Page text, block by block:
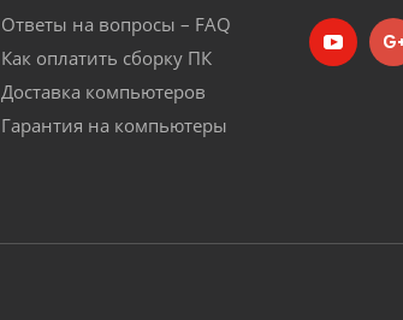
Ответы на вопросы – FAQ
Как оплатить сборку ПК
Доставка компьютеров
Гарантия на компьютеры